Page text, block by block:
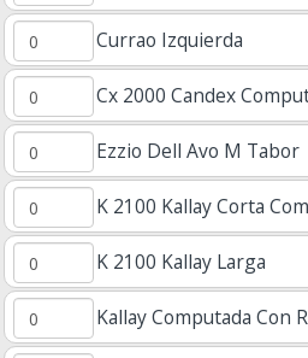
Currao Izquierda
Cx 2000 Candex
Ezzio Dell Avo M Tabor
K 2100 Kallay Corta
K 2100 Kallay Larga
Kallay Computada Con